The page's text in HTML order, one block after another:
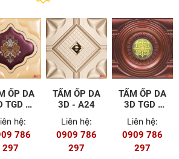
ỐP DA
TGD -
E53
hệ:
786
297
TẤM ỐP DA
3D - A24
Liên hệ:
0909 786
297
TẤM ỐP DA
3D TGD -
C45
Liên hệ:
0909 786
297